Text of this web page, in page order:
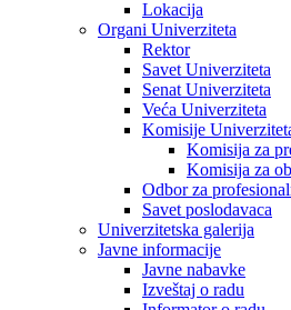
Lokacija
Organi Univerziteta
Rektor
Savet Univerziteta
Senat Univerziteta
Veća Univerziteta
Komisije
Komisija za
Komisija za
Odbor za
Savet poslodavaca
Univerzitetska galerija
Javne informacije
Javne nabavke
Izveštaj o radu